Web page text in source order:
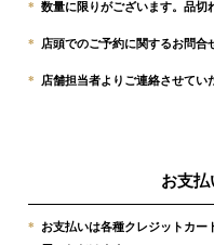
* 数量に限りがございます。品切
* 店頭でのご予約に関するお問合
* 店舗担当者よりご連絡させてい
お支払
*
お支払いは各種クレジットカー